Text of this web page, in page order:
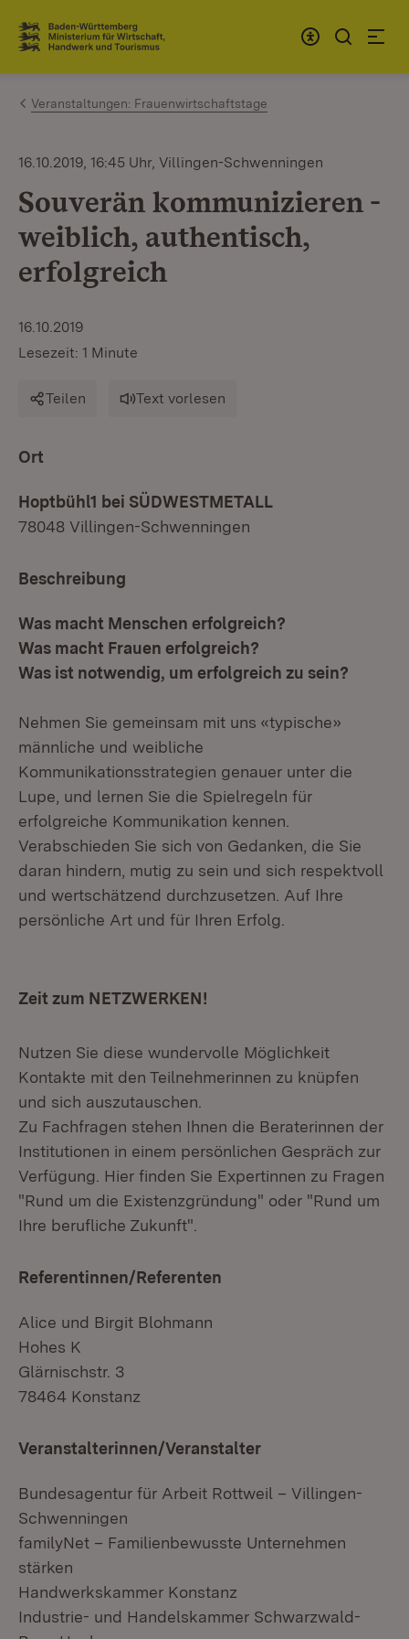
Zum Inhalt springen
Link zur Startseite
Veranstaltungen: Frauenwirtschaftstage
16.10.2019, 16:45 Uhr, Villingen-Schwenningen
Souverän kommunizieren -
weiblich, authentisch,
erfolgreich
16.10.2019
Lesezeit: 1 Minute
Teilen Text vorlesen
Ort
Hoptbühl1 bei SÜDWESTMETALL
78048 Villingen-Schwenningen
Beschreibung
Was macht Menschen erfolgreich?
Was macht Frauen erfolgreich?
Was ist notwendig, um erfolgreich zu sein?
Nehmen Sie gemeinsam mit uns «typische»
männliche und weibliche
Kommunikationsstrategien genauer unter die
Lupe, und lernen Sie die Spielregeln für
erfolgreiche Kommunikation kennen.
Verabschieden Sie sich von Gedanken, die Sie
daran hindern, mutig zu sein und sich respektvoll
und wertschätzend durchzusetzen. Auf Ihre
persönliche Art und für Ihren Erfolg.
Zeit zum NETZWERKEN!
Nutzen Sie diese wundervolle Möglichkeit
Kontakte mit den Teilnehmerinnen zu knüpfen
und sich auszutauschen.
Zu Fachfragen stehen Ihnen die Beraterinnen der
Institutionen in einem persönlichen Gespräch zur
Verfügung. Hier finden Sie Expertinnen zu Fragen
"Rund um die Existenzgründung" oder "Rund um
Ihre berufliche Zukunft".
Referentinnen/Referenten
Alice und Birgit Blohmann
Hohes K
Glärnischstr. 3
78464 Konstanz
Veranstalterinnen/Veranstalter
Bundesagentur für Arbeit Rottweil – Villingen-
Schwenningen
familyNet – Familienbewusste Unternehmen
stärken
Handwerkskammer Konstanz
Industrie- und Handelskammer Schwarzwald-